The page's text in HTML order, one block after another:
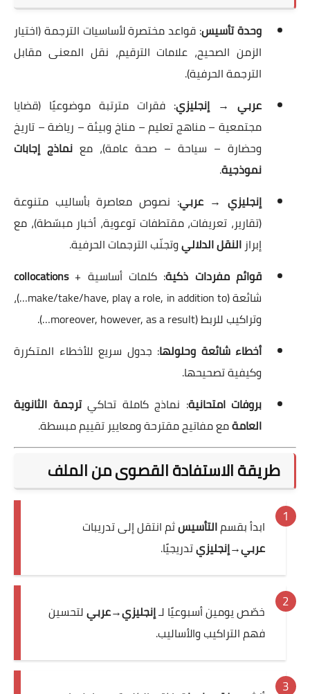
وحدة تأسيس: قواعد مختصرة لأساسيات الترجمة (اختيار
الزمن الصحيح، علامات الترقيم، نقل المعنى مقابل
الترجمة الحرفية).
عربي → إنجليزي: فقرات مترتبة موضوعيًا (قضايا
مجتمعية – مناهج تعليم – مناخ وبيئة – رياضة – تاريخ
وحضارة – سياحة – صحة عامة)، مع نماذج إجابات
نموذجية.
إنجليزي → عربي: نصوص معاصرة بأساليب متنوعة
(تقارير، تعريفات، مقتطفات توعوية، أخبار مبسّطة)، مع
إبراز النقل الدلاليوتجنّب الترجمات الحرفية.
قوائم مفردات ذكية: كلمات أساسية +collocations
شائعة (make/take/have, play a role, in addition to…)،
وتراكيب للربط (moreover, however, as a result…).
أخطاء شائعة وحلولها: جدول سريع للأخطاء المتكررة
وكيفية تصحيحها.
بروفات امتحانية: نماذج كاملة تحاكيترجمة الثانوية
العامةمع مفاتيح مقترحة ومعايير تقييم مبسطة.
طريقة الاستفادة القصوى من الملف
ابدأ بقسمالتأسيسثم انتقل إلى تدريبات
عربي→إنجليزيتدريجيًا.
خصّص يومين أسبوعيًا لـإنجليزي→عربيلتحسين
فهم التراكيب والأساليب.